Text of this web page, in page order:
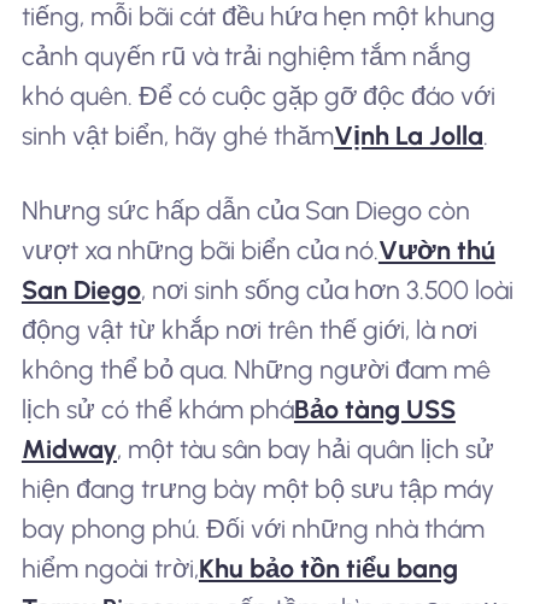
tiếng, mỗi bãi cát đều hứa hẹn một khung
cảnh quyến rũ và trải nghiệm tắm nắng
khó quên. Để có cuộc gặp gỡ độc đáo với
sinh vật biển, hãy ghé thămVịnh La Jolla.
Nhưng sức hấp dẫn của San Diego còn
vượt xa những bãi biển của nó.Vườn thú
San Diego, nơi sinh sống của hơn 3.500 loài
động vật từ khắp nơi trên thế giới, là nơi
không thể bỏ qua. Những người đam mê
lịch sử có thể khám pháBảo tàng USS
Midway, một tàu sân bay hải quân lịch sử
hiện đang trưng bày một bộ sưu tập máy
bay phong phú. Đối với những nhà thám
hiểm ngoài trời,Khu bảo tồn tiểu bang